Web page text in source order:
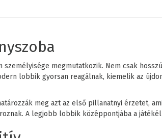
megmutatkozik. Nem csak
lobbik gyorsan reagálnak, kiemelik az
meg azt az első pillanatnyi érzetet,
A legjobb lobbik középpontjába a